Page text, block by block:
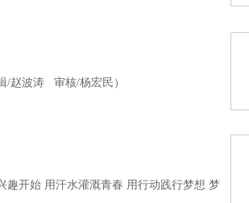
/赵波涛 审核/杨宏民）
趣开始 用汗水灌溉青春 用行动践行梦想 梦